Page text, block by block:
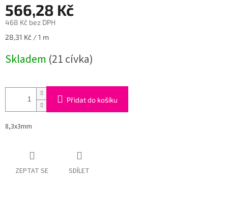
566,28 Kč
468 Kč bez DPH
Měrná
28,31 Kč / 1 m
Skladem (21 cívka)
Přidat do košíku
8,3x3mm
ZEPTAT SE SDÍLET